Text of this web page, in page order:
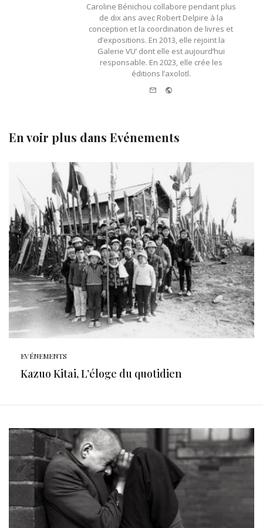
Caroline Bénichou collabore pendant plus
de dix ans avec Robert Delpire à la
conception et la coordination de livres et
d’expositions. En 2013, elle rejoint la
Galerie VU’ dont elle est aujourd’hui
responsable. En 2023, elle crée les
éditions l’axolotl.
e-mail
En voir plus dans Evénements
EVÉNEMENTS
Kazuo Kitai, L’éloge du quotidien